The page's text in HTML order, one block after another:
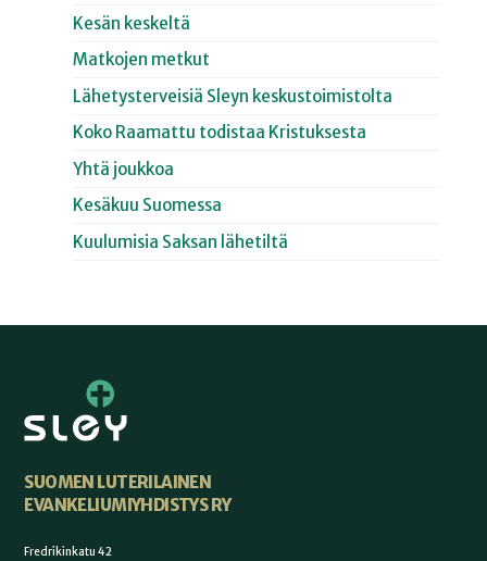
Kesän keskeltä
Matkojen metkut
Lähetysterveisiä Sleyn keskustoimistolta
Koko Raamattu todistaa Kristuksesta
Yhtä joukkoa
Kesäkuu Suomessa
Kuulumisia Saksan lähetiltä
SUOMEN LUTERILAINEN
EVANKELIUMIYHDISTYS RY
Fredrikinkatu 42